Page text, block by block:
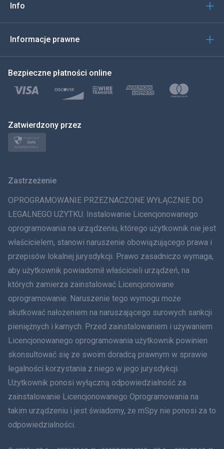
한국의
ภาษาไทย
简体中文
Dania
हिंदी
Holenderski
עברית
Rumunia
Tiếng Việt
繁體中文
Slovenčina
Info
Informacje prawne
Bezpieczne płatności online
Zatwierdzony przez
Zastrzeżenie
OPROGRAMOWANIE PRZEZNACZONE WYŁĄCZNIE DO
LEGALNEGO UŻYTKU. Instalowanie Licencjonowanego
oprogramowania na urządzeniu, którego użytkownik nie jest
właścicielem, stanowi naruszenie obowiązującego prawa i
przepisów lokalnej jurysdykcji. Prawo zasadniczo wymaga,
aby użytkownik powiadomił właścicieli urządzeń, na
których zamierza zainstalować Licencjonowane
oprogramowanie. Naruszenie tego wymogu może
skutkować nałożeniem na naruszającego surowych sankcji
pieniężnych i karnych. Przed zainstalowaniem i używaniem
Licencjonowanego oprogramowania użytkownik powinien
skonsultować się ze swoim doradcą prawnym w sprawie
legalności korzystania z niego w jego jurysdykcji.
Użytkownik ponosi wyłączną odpowiedzialność za
zainstalowanie Licencjonowanego Oprogramowania na
takim urządzeniu i jest świadomy, że mSpy nie ponosi za to
odpowiedzialności.